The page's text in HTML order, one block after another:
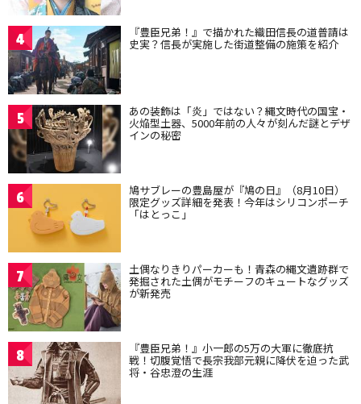
4 『豊臣兄弟！』で描かれた織田信長の道普請は
史実？信長が実施した街道整備の施策を紹介
5 あの装飾は「炎」ではない？縄文時代の国宝・
火焔型土器、5000年前の人々が刻んだ謎とデザ
インの秘密
6 鳩サブレーの豊島屋が『鳩の日』（8月10日）
限定グッズ詳細を発表！今年はシリコンポーチ
「はとっこ」
7 土偶なりきりパーカーも！青森の縄文遺跡群で
発掘された土偶がモチーフのキュートなグッズ
が新発売
8 『豊臣兄弟！』小一郎の5万の大軍に徹底抗
戦！切腹覚悟で長宗我部元親に降伏を迫った武
将・谷忠澄の生涯